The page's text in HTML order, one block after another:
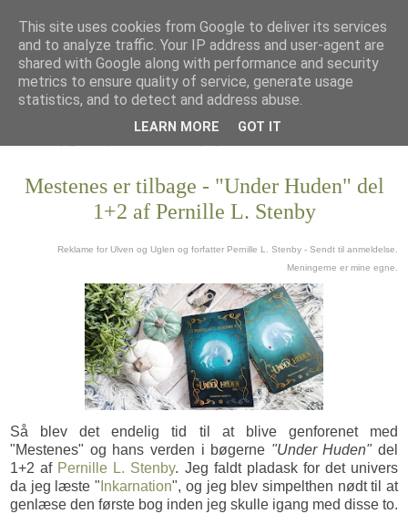
Mestenes er tilbage - "Under Huden" del
1+2 af Pernille L. Stenby
Reklame for Ulven og Uglen og forfatter Pernille L. Stenby - Sendt til anmeldelse.
Meningerne er mine egne.
Så blev det endelig tid til at blive genforenet med
"Mestenes" og hans verden i bøgerne "Under Huden"del
1+2 af Pernille L. Stenby. Jeg faldt pladask for det univers
da jeg læste " Inkarnation", og jeg blev simpelthen nødt til at
genlæse den første bog inden jeg skulle igang med disse to.
This site uses cookies from Google to deliver its services
and to analyze traffic. Your IP address and user-agent are
shared with Google along with performance and security
metrics to ensure quality of service, generate usage
statistics, and to detect and address abuse.
LEARN MORE GOT IT